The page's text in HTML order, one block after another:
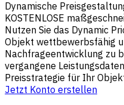
Dynamische
KOSTENLOSE
Nutzen Sie das Dynamic
Objekt wettbewerbsfähig
Nachfrageentwicklung zu
vergangene
Preisstrategie für Ihr
Jetzt Konto erstellen